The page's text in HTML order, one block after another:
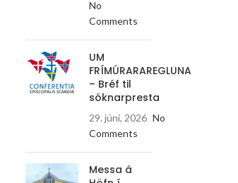
No
Comments
UM
FRÍMÚRARAREGLUNA
– Bréf til
sóknarpresta
29. júní, 2026 No
Comments
Messa á